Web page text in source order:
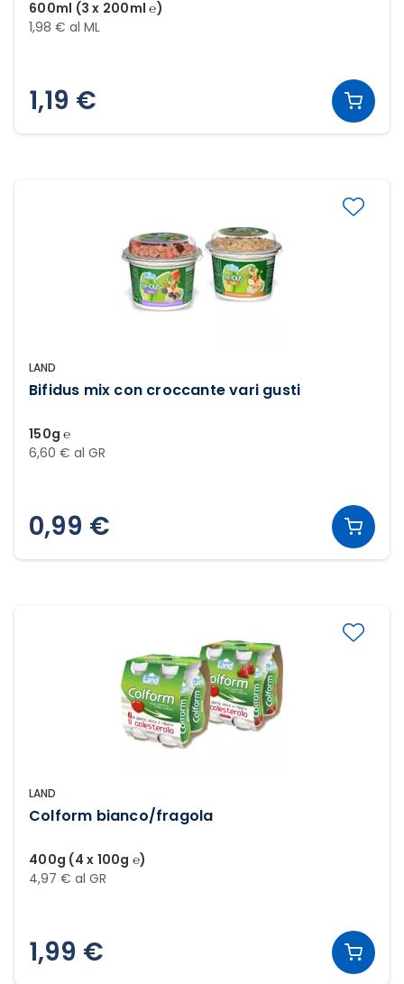
600ml (3 x 200ml ℮)
1,98 € al ML
1,19 €
LAND
Bifidus mix con croccante vari gusti
150g ℮
6,60 € al GR
0,99 €
LAND
Colform bianco/fragola
400g (4 x 100g ℮)
4,97 € al GR
1,99 €